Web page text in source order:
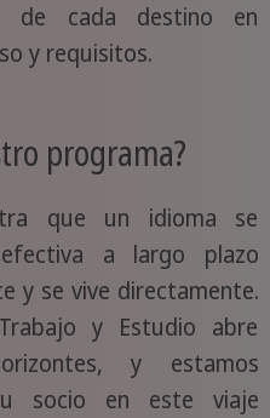
de cada destino en
y requisitos.
programa?
que un idioma se
a largo plazo
y se vive directamente.
y Estudio abre
y estamos
socio en este viaje